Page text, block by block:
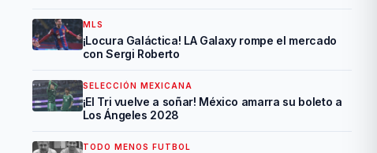
MLS
¡Locura Galáctica! LA Galaxy rompe el mercado
con Sergi Roberto
SELECCIÓN MEXICANA
¡El Tri vuelve a soñar! México amarra su boleto a
Los Ángeles 2028
TODO MENOS FUTBOL